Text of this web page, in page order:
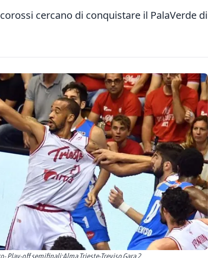
cercano di conquistare il PalaVerde di
Play-off semifinali:Alma Trieste-Treviso Gara 2